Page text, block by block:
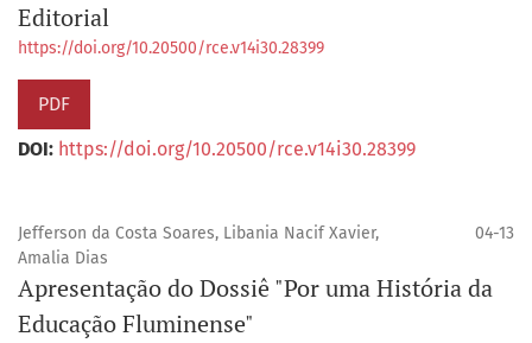
Editorial
https://doi.org/10.20500/rce.v14i30.28399
PDF
DOI: https://doi.org/10.20500/rce.v14i30.28399
Jefferson da Costa Soares, Libania Nacif Xavier,
Amalia Dias
04-13
Apresentação do Dossiê "Por uma História da
Educação Fluminense"